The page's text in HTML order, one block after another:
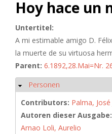
Hoy hace un
Untertitel:
A mi estimable amigo D.
la muerte de su virtuosa
Parent: 6.1892,28.Mai=Nr.
Hide
Personen
Contributors: Palma,
Autoren dieser Ausgabe:
Arnao Loli, Aurelio